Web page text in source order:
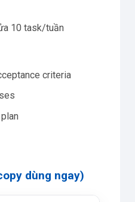
10 task/tuần
criteria
dùng ngay)